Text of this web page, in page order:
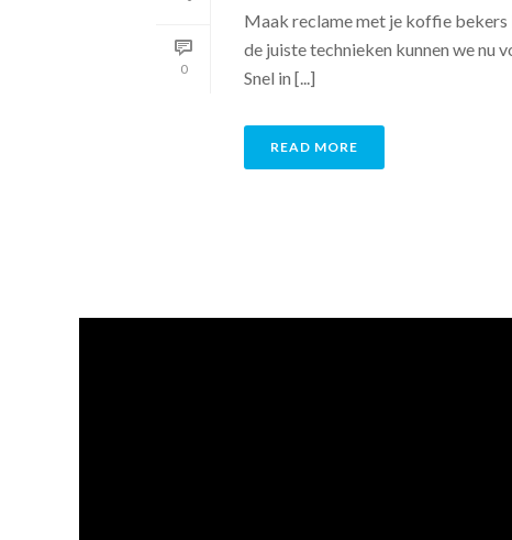
0
Maak reclame met je koffie bekers
de juiste technieken kunnen we nu
Snel in [...]
READ MORE